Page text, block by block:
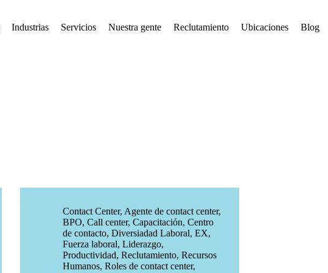
Industrias Servicios Nuestra gente Reclutamiento Ubicaciones Blog
Contact Center, Agente de contact center,
BPO, Call center, Capacitación, Centro
de contacto, Diversiadad Laboral, EX,
Fuerza laboral, Liderazgo,
Productividad, Reclutamiento, Recursos
Humanos, Roles de contact center,